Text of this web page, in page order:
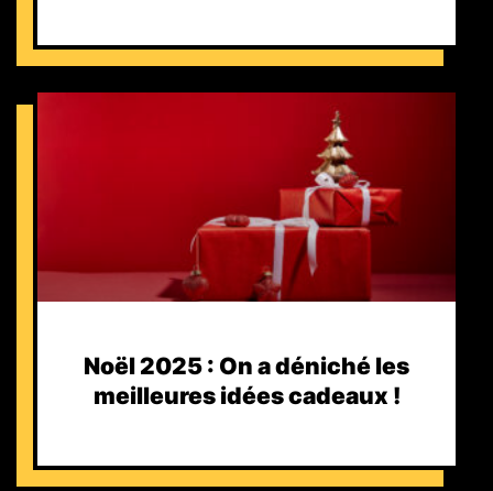
Noël 2025 : On a déniché les
meilleures idées cadeaux !